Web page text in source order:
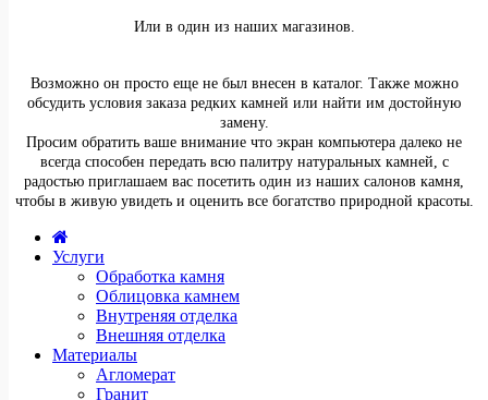
Или в один из наших магазинов.
Возможно он просто еще не был внесен в каталог. Также можно
обсудить условия заказа редких камней или найти им достойную
замену.
Просим обратить ваше внимание что экран компьютера далеко не
всегда способен передать всю палитру натуральных камней, с
радостью приглашаем вас посетить один из наших салонов камня,
чтобы в живую увидеть и оценить все богатство природной красоты.
Услуги
Обработка камня
Облицовка камнем
Внутреняя отделка
Внешняя отделка
Материалы
Агломерат
Гранит